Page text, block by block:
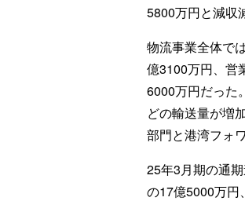
5800万円と減収
物流事業全体で
億3100万円、営
6000万円だった
どの輸送量が増
部門と港湾フォ
25年3月期の通
の17億5000万円